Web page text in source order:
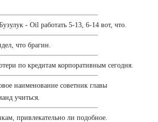
- Oil работать 5-13, 6-14 вот, что.
что брагин.
по кредитам корпоративным сегодня.
наименование советник главы
учиться.
привлекательно ли подобное.